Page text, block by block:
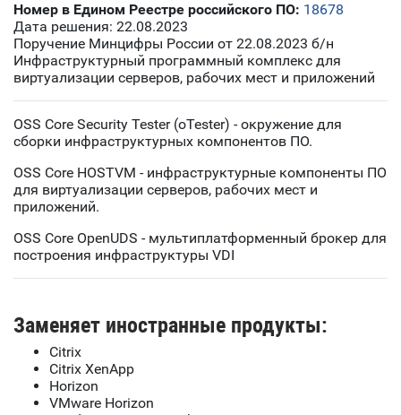
Номер в Едином Реестре российского ПО: 18678
Дата решения: 22.08.2023
Поручение Минцифры России от 22.08.2023 б/н
Инфраструктурный программный комплекс для
виртуализации серверов, рабочих мест и приложений
OSS Core Security Tester (oTester) - окружение для
сборки инфраструктурных компонентов ПО.
OSS Core HOSTVM - инфраструктурные компоненты ПО
для виртуализации серверов, рабочих мест и
приложений.
OSS Core OpenUDS - мультиплатформенный брокер для
построения инфраструктуры VDI
Заменяет иностранные продукты:
Citrix
Citrix XenApp
Horizon
VMware Horizon